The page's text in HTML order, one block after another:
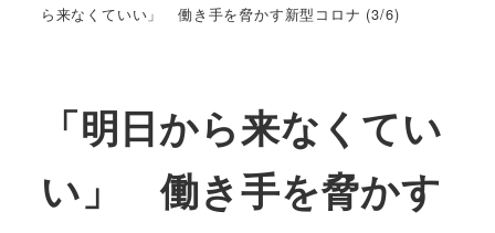
ら来なくていい」 働き手を脅かす新型コロナ (3/6)
「明日から来なくてい
い」 働き手を脅かす